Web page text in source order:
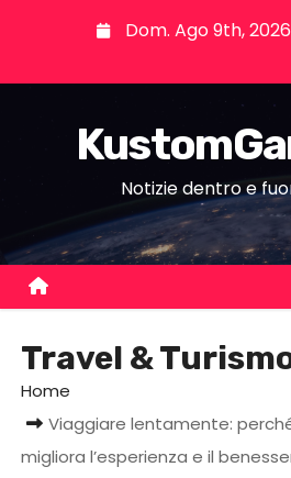
n
Dom. Ago 9th, 2026
Notizie dentro e
Travel &
Home
Viaggiare lentamente:
migliora l’esperienza e il